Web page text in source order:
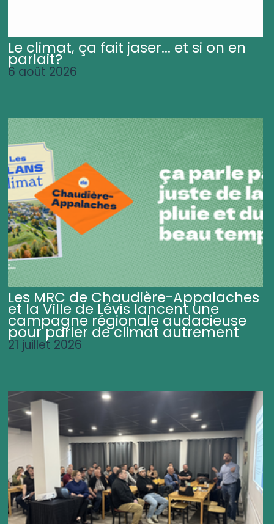
Le climat, ça fait jaser... et si on en
parlait?
6 août 2026
Les MRC de Chaudière-Appalaches
et la Ville de Lévis lancent une
campagne régionale audacieuse
pour parler de climat autrement
21 juillet 2026